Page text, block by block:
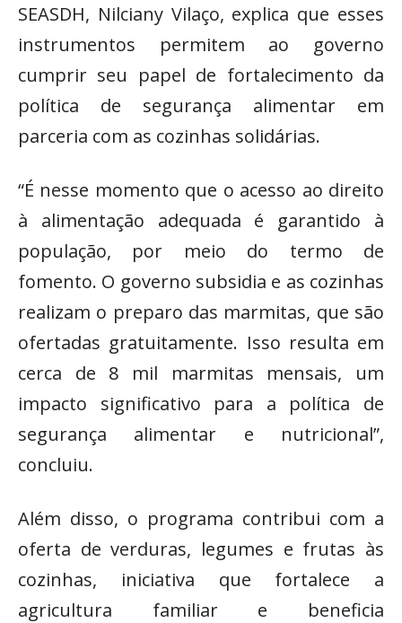
SEASDH, Nilciany Vilaço, explica que esses
instrumentos permitem ao governo
cumprir seu papel de fortalecimento da
política de segurança alimentar em
parceria com as cozinhas solidárias.
“É nesse momento que o acesso ao direito
à alimentação adequada é garantido à
população, por meio do termo de
fomento. O governo subsidia e as cozinhas
realizam o preparo das marmitas, que são
ofertadas gratuitamente. Isso resulta em
cerca de 8 mil marmitas mensais, um
impacto significativo para a política de
segurança alimentar e nutricional”,
concluiu.
Além disso, o programa contribui com a
oferta de verduras, legumes e frutas às
cozinhas, iniciativa que fortalece a
agricultura familiar e beneficia